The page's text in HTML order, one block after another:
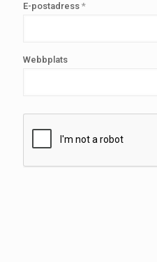
E-postadress *
Webbplats